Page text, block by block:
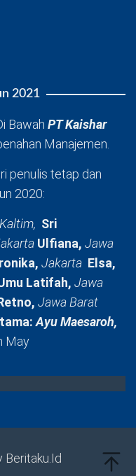
2021
Bawah PT Kaishar
Manajemen.
penulis tetap dan
2020:
Kaltim, Sri
Ulfiana, Jawa
Jakarta Elsa,
Latifah, Jawa
Jawa Barat
Ayu Maesaroh,
May
Beritaku.Id